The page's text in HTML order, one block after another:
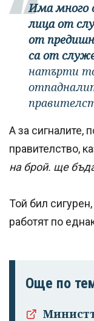
Има много
лица от
от
са от
натърти
А за сигналите,
правителство,
на брой. ще
Той бил
работят по
Още по